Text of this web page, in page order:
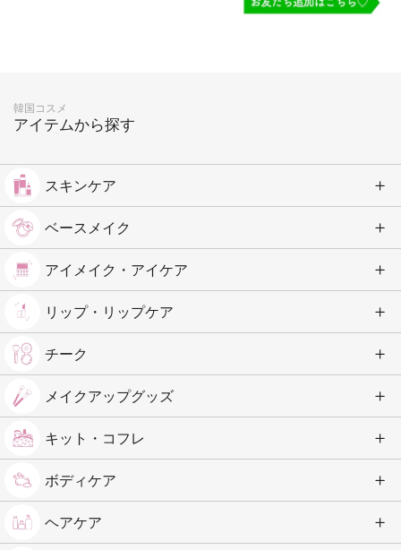
アイテムから探す
韓国コスメ
スキンケア
ベースメイク
アイメイク・アイケア
リップ・リップケア
チーク
メイクアップグッズ
キット・コフレ
ボディケア
ヘアケア